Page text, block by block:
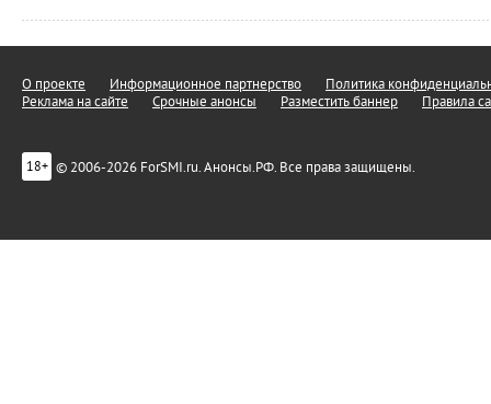
О проекте Информационное партнерство
Политика
Реклама на сайте
Срочные анонсы Разместить баннер Правила
18+ © 2006-2026 ForSMI.ru. Анонсы.РФ. Все права защищены.